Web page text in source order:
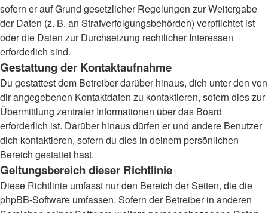
sofern er auf Grund gesetzlicher Regelungen zur Weitergabe
der Daten (z. B. an Strafverfolgungsbehörden) verpflichtet ist
oder die Daten zur Durchsetzung rechtlicher Interessen
erforderlich sind.
Gestattung der Kontaktaufnahme
Du gestattest dem Betreiber darüber hinaus, dich unter den von
dir angegebenen Kontaktdaten zu kontaktieren, sofern dies zur
Übermittlung zentraler Informationen über das Board
erforderlich ist. Darüber hinaus dürfen er und andere Benutzer
dich kontaktieren, sofern du dies in deinem persönlichen
Bereich gestattet hast.
Geltungsbereich dieser Richtlinie
Diese Richtlinie umfasst nur den Bereich der Seiten, die die
phpBB-Software umfassen. Sofern der Betreiber in anderen